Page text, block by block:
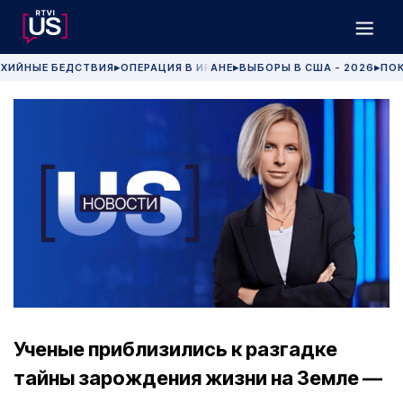
БЕДСТВИЯ▶ОПЕРАЦИЯ В ИРАНЕ▶ВЫБОРЫ В США - 2026 ▶
Ученые приблизились к разгадке
тайны зарождения жизни на Земле —